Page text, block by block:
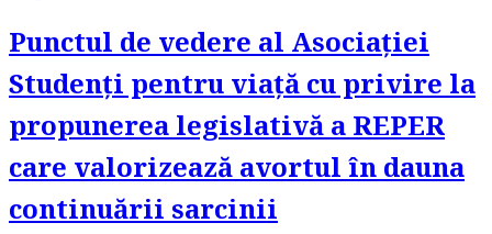
Punctul de vedere al Asociației
Studenți pentru viață cu privire la
propunerea legislativă a REPER
care valorizează avortul în dauna
continuării sarcinii